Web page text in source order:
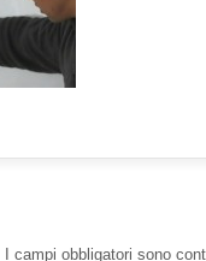
I campi obbligatori sono